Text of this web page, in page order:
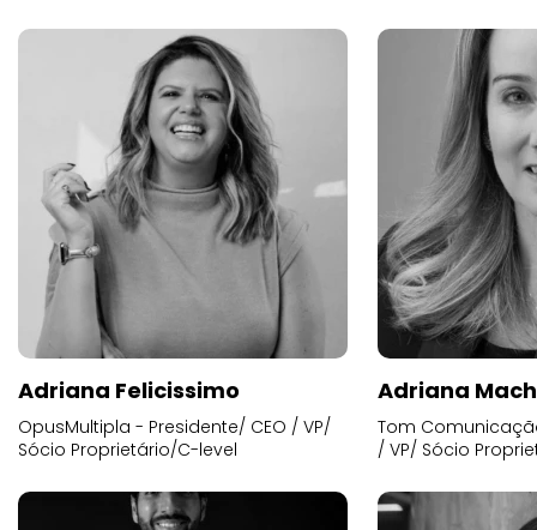
Adriana Felicissimo
OpusMultipla - Presidente/ CEO / VP/
Sócio Proprietário/C-level
Adriana
Tom
/ VP/ Sócio